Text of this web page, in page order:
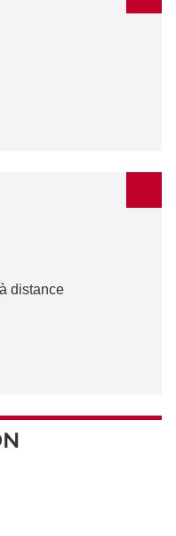
distance